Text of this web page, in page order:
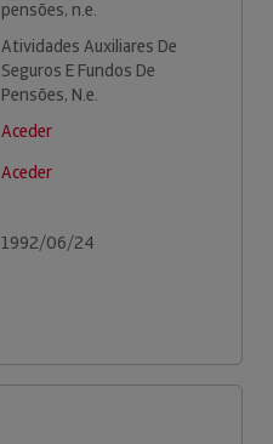
pensões, n.e.
Atividades Auxiliares De
Seguros E Fundos De
Pensões, N.e.
Aceder
Aceder
1992/06/24